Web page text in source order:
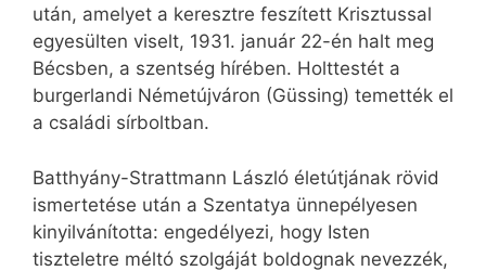
után, amelyet a keresztre feszített Krisztussal
egyesülten viselt, 1931. január 22-én halt meg
Bécsben, a szentség hírében. Holttestét a
burgerlandi Németújváron (Güssing) temették el
a családi sírboltban.
Batthyány-Strattmann László életútjának rövid
ismertetése után a Szentatya ünnepélyesen
kinyilvánította: engedélyezi, hogy Isten
tiszteletre méltó szolgáját boldognak nevezzék,